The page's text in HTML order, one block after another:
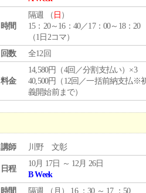
時間
隔週 （ 日 ）
15：20～16：40／17：00～18：20
（1日2コマ）
回数
全12回
料金
14,580円（4回／分割支払い）×3
40,500円（12回／一括前納支払※
義開始前まで）
講師 川野 文彰
日程
10月 17日 ～ 12月 26日
B Week
時間
隔週 （ 月 ） 16 ：30 ～ 17 ：50